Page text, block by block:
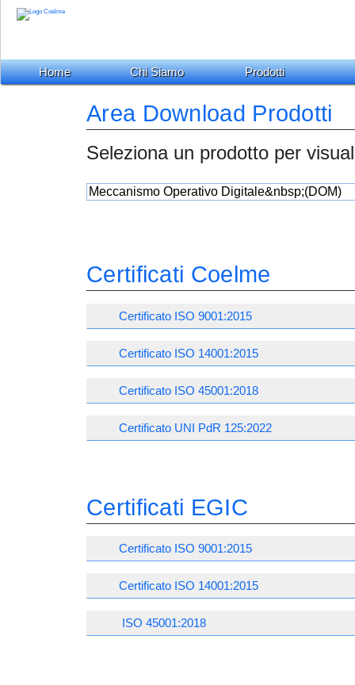
Home Chi Siamo Prodotti
Area Download Prodotti
Seleziona un prodotto per
Certificati Coelme
Certificato ISO 9001:2015
Certificato ISO 14001:2015
Certificato ISO 45001:2018
Certificato UNI PdR 125:2022
Certificati EGIC
Certificato ISO 9001:2015
Certificato ISO 14001:2015
ISO 45001:2018